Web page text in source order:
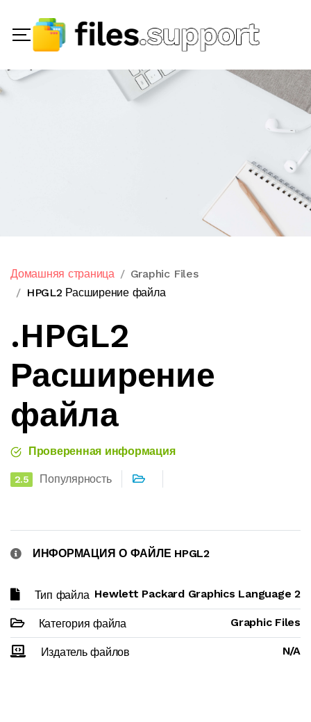
Домашняя страница
Graphic Files
HPGL2 Расширение файла
.HPGL2
Расширение
файла
Проверенная информация
2.5 Популярность
ИНФОРМАЦИЯ О ФАЙЛЕ HPGL2
Тип файла Hewlett Packard Graphics Language 2
Категория файла Graphic Files
Издатель файлов N/A